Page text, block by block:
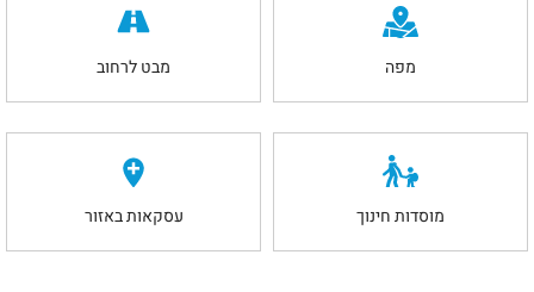
מפה מבט לרחוב
מוסדות חינוך עסקאות באזור